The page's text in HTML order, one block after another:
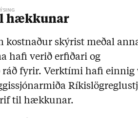
hækkunar
kostnaður skýrist meðal
hafi verið erfiðari og
ráð fyrir. Verktími hafi einnig
til hækkunar.